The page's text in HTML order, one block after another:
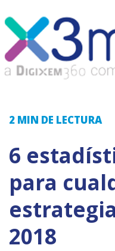
2 MIN DE LECTURA
6
para
2018